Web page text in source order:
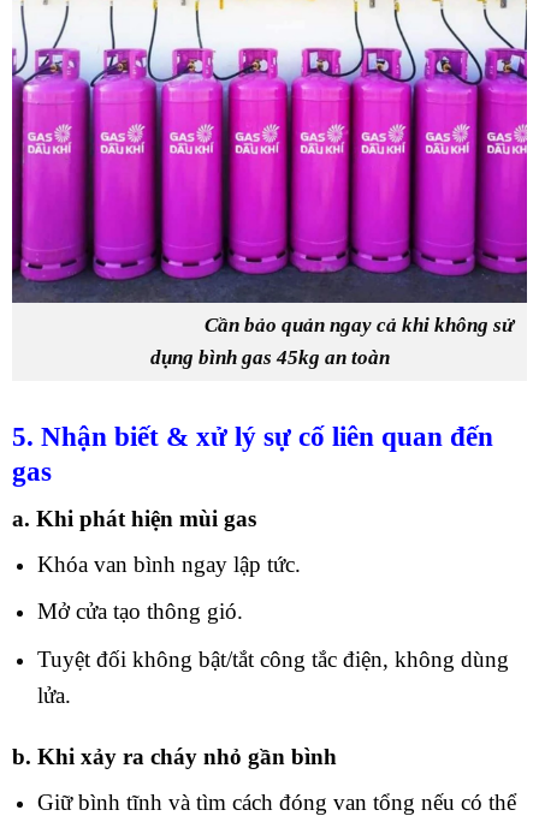
Cần bảo quản ngay cả khi không sử
dụng bình gas 45kg an toàn
5. Nhận biết & xử lý sự cố liên quan đến
gas
a. Khi phát hiện mùi gas
Khóa van bình ngay lập tức.
Mở cửa tạo thông gió.
Tuyệt đối không bật/tắt công tắc điện, không dùng
lửa.
b. Khi xảy ra cháy nhỏ gần bình
Giữ bình tĩnh và tìm cách đóng van tổng nếu có thể